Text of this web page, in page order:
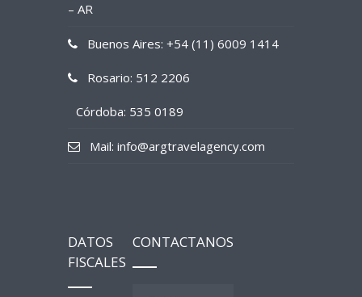
– AR
Buenos Aires: +54 (11) 6009 1414
Rosario: 512 2206
Córdoba: 535 0189
Mail: info@argtravelagency.com
DATOS
FISCALES
CONTACTANOS